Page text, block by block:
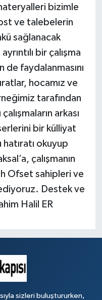
bizimle
ve talebelerin
sağlanacak
bir çalışma
de faydalanmasını
hocamız ve
tarafından
arkası
bir külliyat
hatıratı okuyup
çalışmanın
Ofset sahipleri ve
Destek ve
Halil ER
sizleri buluştururken,